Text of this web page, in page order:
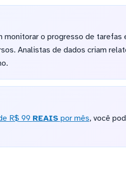
o progresso de
Analistas de dados criam
R$ 99 REAIS por mês, você